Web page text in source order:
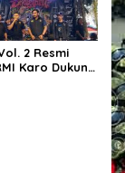
2 Resmi
Karo Dukung